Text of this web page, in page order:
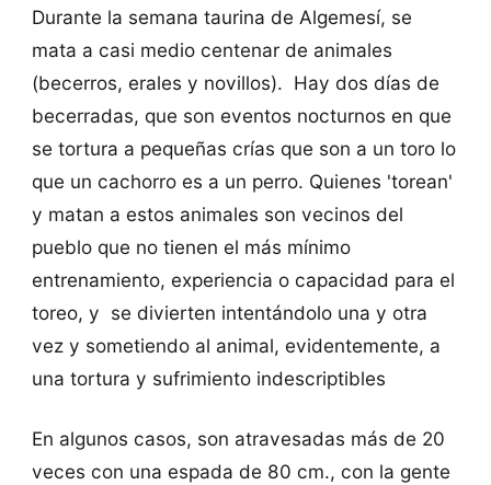
Durante la semana taurina de Algemesí, se
mata a casi medio centenar de animales
(becerros, erales y novillos). Hay dos días de
becerradas, que son eventos nocturnos en que
se tortura a pequeñas crías que son a un toro lo
que un cachorro es a un perro. Quienes 'torean'
y matan a estos animales son vecinos del
pueblo que no tienen el más mínimo
entrenamiento, experiencia o capacidad para el
toreo, y se divierten intentándolo una y otra
vez y sometiendo al animal, evidentemente, a
una tortura y sufrimiento indescriptibles
En algunos casos, son atravesadas más de 20
veces con una espada de 80 cm., con la gente